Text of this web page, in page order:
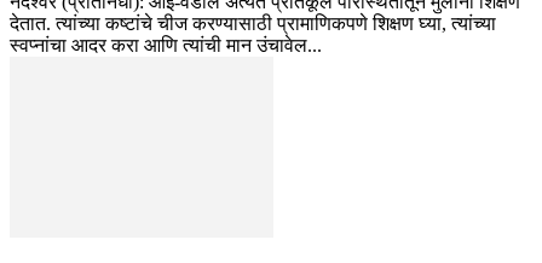
देतात. त्यांच्या कष्टांचे चीज करण्यासाठी प्रामाणिकपणे शिक्षण घ्या, त्यांच्या
स्वप्नांचा आदर करा आणि त्यांची मान उंचावेल...